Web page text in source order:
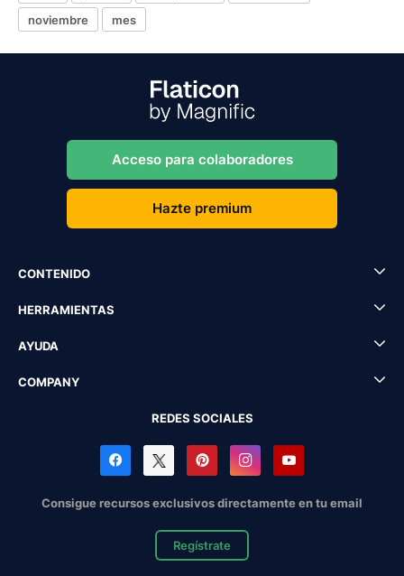
noviembre
mes
Acceso para colaboradores
Hazte premium
CONTENIDO
HERRAMIENTAS
AYUDA
COMPANY
REDES SOCIALES
Consigue recursos exclusivos directamente en tu email
Regístrate